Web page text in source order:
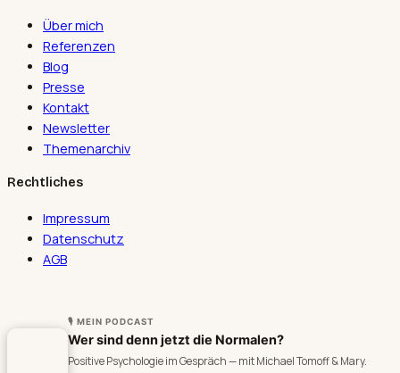
Über mich
Referenzen
Blog
Presse
Kontakt
Newsletter
Themenarchiv
Rechtliches
Impressum
Datenschutz
AGB
🎙 MEIN PODCAST
Wer sind denn jetzt die Normalen?
Positive Psychologie im Gespräch — mit Michael Tomoff & Mary.